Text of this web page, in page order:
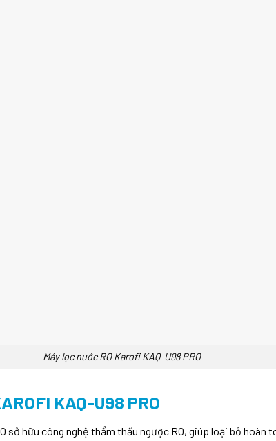
Máy lọc nước RO Karofi KAQ-U98 PRO
KAQ-U98 PRO
sở hữu công nghệ thẩm thấu ngược RO, giúp loại bỏ